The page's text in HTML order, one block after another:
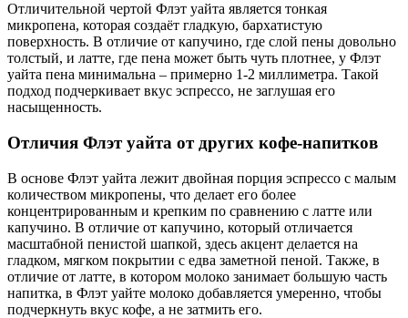
Отличительной чертой Флэт уайта является тонкая
микропена, которая создаёт гладкую, бархатистую
поверхность. В отличие от капучино, где слой пены довольно
толстый, и латте, где пена может быть чуть плотнее, у Флэт
уайта пена минимальна – примерно 1-2 миллиметра. Такой
подход подчеркивает вкус эспрессо, не заглушая его
насыщенность.
Отличия Флэт уайта от других кофе-напитков
В основе Флэт уайта лежит двойная порция эспрессо с малым
количеством микропены, что делает его более
концентрированным и крепким по сравнению с латте или
капучино. В отличие от капучино, который отличается
масштабной пенистой шапкой, здесь акцент делается на
гладком, мягком покрытии с едва заметной пеной. Также, в
отличие от латте, в котором молоко занимает большую часть
напитка, в Флэт уайте молоко добавляется умеренно, чтобы
подчеркнуть вкус кофе, а не затмить его.